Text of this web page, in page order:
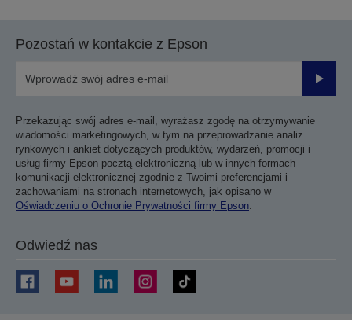
Pozostań w kontakcie z Epson
Przekazując swój adres e-mail, wyrażasz zgodę na otrzymywanie
wiadomości marketingowych, w tym na przeprowadzanie analiz
rynkowych i ankiet dotyczących produktów, wydarzeń, promocji i
usług firmy Epson pocztą elektroniczną lub w innych formach
komunikacji elektronicznej zgodnie z Twoimi preferencjami i
zachowaniami na stronach internetowych, jak opisano w
Oświadczeniu o Ochronie Prywatności firmy Epson
Odwiedź nas